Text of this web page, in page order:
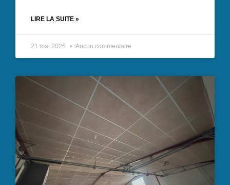
LIRE LA SUITE »
21 mai 2026 Aucun commentaire